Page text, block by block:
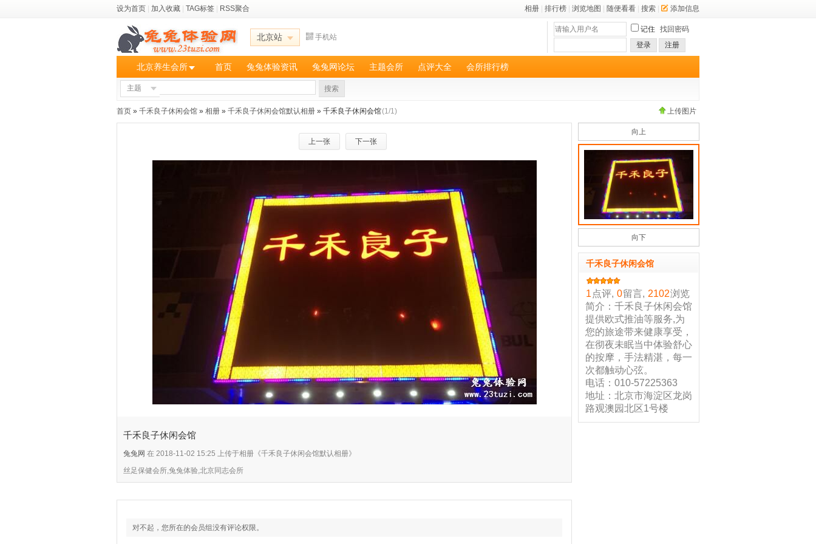
设为首页 加入收藏 TAG标签 RSS聚合 相册 排行榜 浏览地图 随便看看 搜索 添加信息
北京站 手机站
记住 找回密码
登录
注册
北京养生会所 首页 兔兔体验资讯 兔兔网论坛 主题会所 点评大全 会所排行榜
主题 搜索
上传图片
首页 » 千禾良子休闲会馆 » 相册 » 千禾良子休闲会馆默认相册 » 千禾良子休闲会馆(1/1)
上一张 下一张
千禾良子休闲会馆
兔兔网 在 2018-11-02 15:25 上传于相册《千禾良子休闲会馆默认相册》
丝足保健会所,兔兔体验,北京同志会所
对不起，您所在的会员组没有评论权限。
向上
向下
千禾良子休闲会馆
1 点评, 0留言, 2102浏览
简介：千禾良子休闲会馆
提供欧式推油等服务,为
您的旅途带来健康享受，
在彻夜未眠当中体验舒心
的按摩，手法精湛，每一
次都触动心弦。
电话：010-57225363
地址：北京市海淀区龙岗
路观澳园北区1号楼